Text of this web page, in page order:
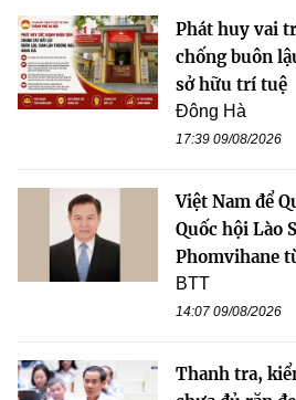
Phát huy vai
chống buôn
sở hữu trí tuệ
Đông Hà
17:39 09/08/2026
Việt Nam để
Quốc hội Lào
Phomvihane
BTT
14:07 09/08/2026
Thanh tra,